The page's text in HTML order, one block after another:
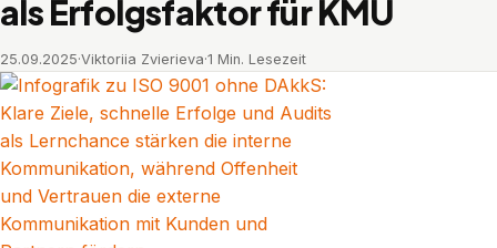
als Erfolgsfaktor für KMU
25.09.2025·Viktoriia Zvierieva·1 Min. Lesezeit